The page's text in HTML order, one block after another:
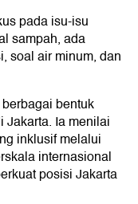
pada isu-isu
sampah, ada
soal air minum, dan
bentuk
Jakarta. Ia menilai
inklusif melalui
internasional
posisi Jakarta